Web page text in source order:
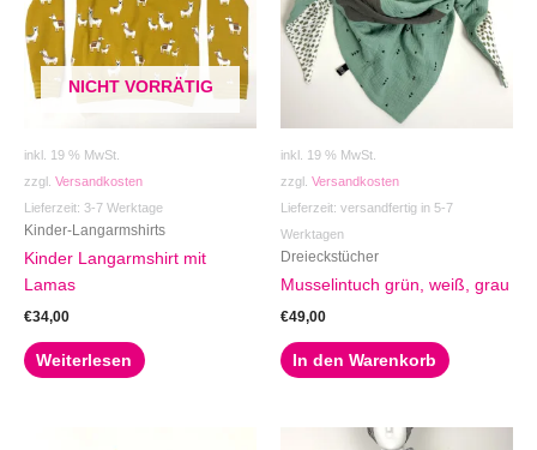
NICHT VORRÄTIG
inkl. 19 % MwSt.
zzgl. Versandkosten
Lieferzeit: 3-7 Werktage
Kinder-Langarmshirts
Kinder Langarmshirt mit
Lamas
€34,00
Weiterlesen
inkl. 19 % MwSt.
zzgl. Versandkosten
Lieferzeit: versandfertig in 5-7
Werktagen
Dreieckstücher
Musselintuch grün, weiß, grau
€49,00
In den Warenkorb